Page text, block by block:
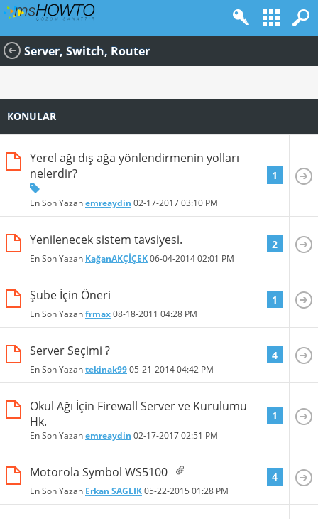
Server, Switch, Router
KONULAR
Yerel ağı dış ağa yönlendirmenin yolları
nelerdir?
En Son Yazanemreaydin 02-17-201703:10 PM
1
Yenilenecek sistem tavsiyesi.
En Son Yazan KağanAKÇİÇEK06-04-201402:01 PM
2
Şube İçin Öneri
En Son Yazanfrmax08-18-2011 04:28 PM
1
Server Seçimi ?
En Son Yazantekinak9905-21-201404:42 PM
4
Okul Ağı İçin Firewall Server ve Kurulumu
Hk.
En Son Yazanemreaydin 02-17-201702:51 PM
1
Motorola Symbol WS5100
En Son Yazan Erkan SAGLIK05-22-2015 01:28 PM
4